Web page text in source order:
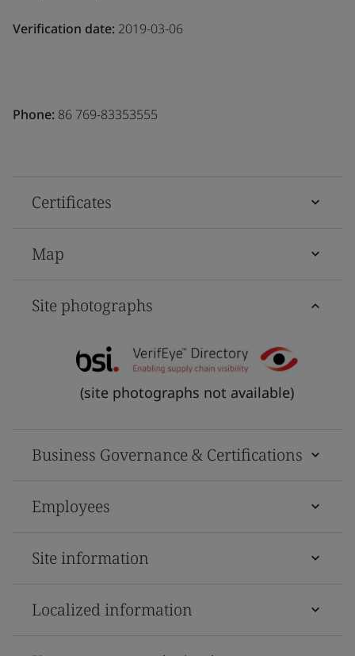
Verification date: 2019-03-06
Phone: 86 769-83353555
Certificates
Map
Site photographs
(site photographs not available)
Business Governance & Certifications
Employees
Site information
Localized information